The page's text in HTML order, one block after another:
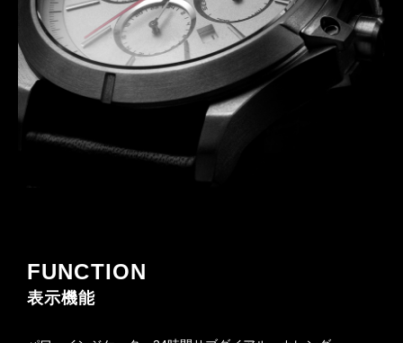
FUNCTION
表示機能